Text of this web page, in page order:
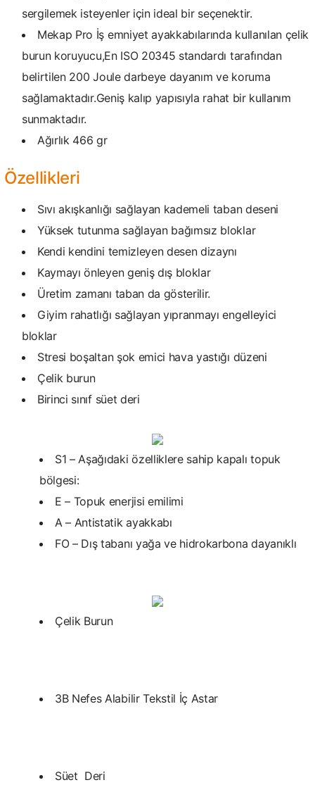
sergilemek isteyenler için ideal bir seçenektir.
Mekap Pro İş emniyet ayakkabılarında kullanılan çelik
burun koruyucu,En ISO 20345 standardı tarafından
belirtilen 200 Joule darbeye dayanım ve koruma
sağlamaktadır.Geniş kalıp yapısıyla rahat bir kullanım
sunmaktadır.
Ağırlık 466 gr
Özellikleri
Sıvı akışkanlığı sağlayan kademeli taban deseni
Yüksek tutunma sağlayan bağımsız bloklar
Kendi kendini temizleyen desen dizaynı
Kaymayı önleyen geniş dış bloklar
Üretim zamanı taban da gösterilir.
Giyim rahatlığı sağlayan yıpranmayı engelleyici
bloklar
Stresi boşaltan şok emici hava yastığı düzeni
Çelik burun
Birinci sınıf süet deri
S1 – Aşağıdaki özelliklere sahip kapalı topuk
bölgesi:
E – Topuk enerjisi emilimi
A – Antistatik ayakkabı
FO – Dış tabanı yağa ve hidrokarbona dayanıklı
Çelik Burun
3B Nefes Alabilir Tekstil İç Astar
Süet Deri